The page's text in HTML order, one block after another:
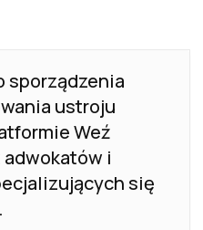
sporządzenia
ustroju
Weź
i
się